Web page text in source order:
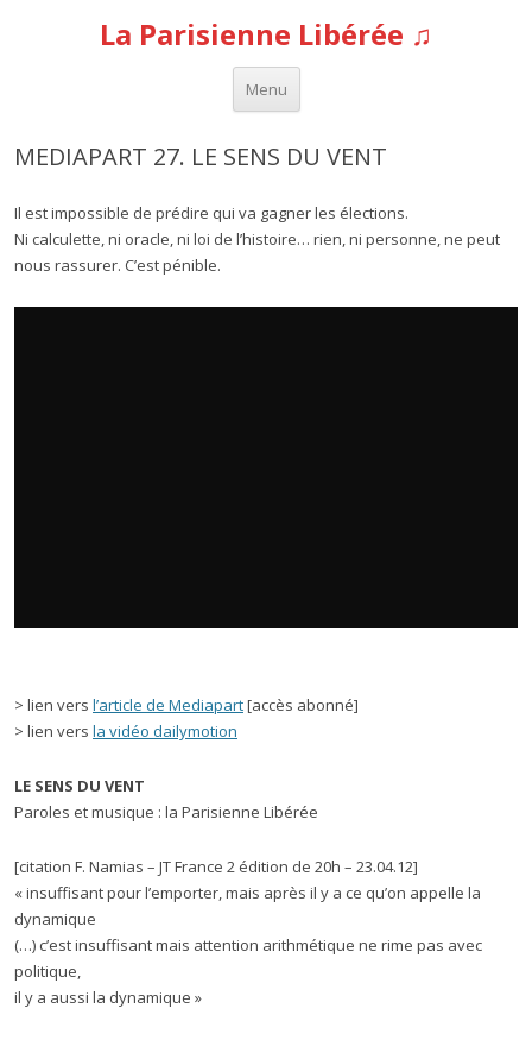
La Parisienne Libérée ♫
Menu
Aller au contenu
MEDIAPART 27. LE SENS DU VENT
Il est impossible de prédire qui va gagner les élections.
Ni calculette, ni oracle, ni loi de l’histoire… rien, ni personne, ne peut
nous rassurer. C’est pénible.
> lien vers l’article de Mediapart[accès abonné]
> lien vers la vidéo dailymotion
LE SENS DU VENT
Paroles et musique : la Parisienne Libérée
[citation F. Namias – JT France 2 édition de 20h – 23.04.12]
« insuffisant pour l’emporter, mais après il y a ce qu’on appelle la
dynamique
(…) c’est insuffisant mais attention arithmétique ne rime pas avec
politique,
il y a aussi la dynamique »